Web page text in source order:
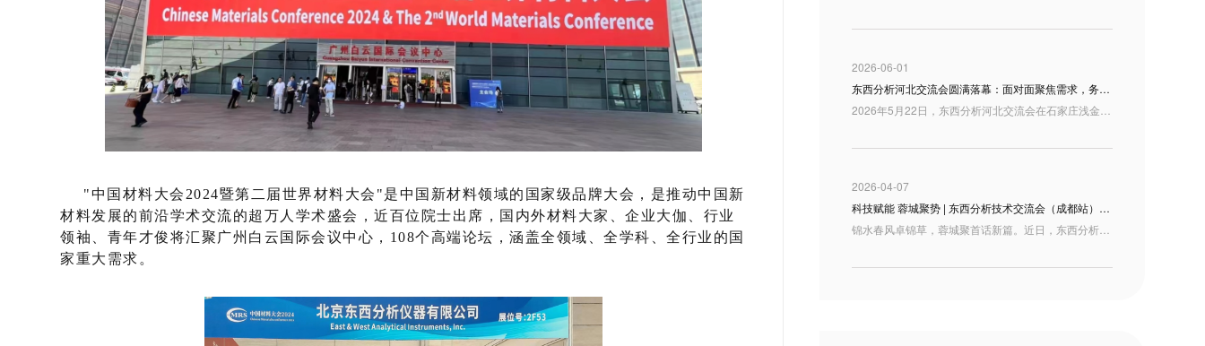
"中国材料大会2024暨第二届世界材料大会"是中国新材料领域的国家级品牌大会，是推动中国新
材料发展的前沿学术交流的超万人学术盛会，近百位院士出席，国内外材料大家、企业大伽、行业
领袖、青年才俊将汇聚广州白云国际会议中心，108个高端论坛，涵盖全领域、全学科、全行业的国
家重大需求。
2026-06-01
东西分析河北交流会圆满落幕：面对面聚焦需求，务实推进合作
2026年5月22日，东西分析河北交流会在石家庄浅金上东国际酒店举办。来自河北及周边地区的用户代表、行业伙伴和技术人员来到现场，围绕分析仪器产品、实验室应用需求以及高端质谱解决方案展开交流。
2026-04-07
科技赋能 蓉城聚势 | 东西分析技术交流会（成都站）圆满落幕
锦水春风卓锦草，蓉城聚首话新篇。近日，东西分析技术交流会（成都站）在四川成都隆重举行。本次交流会汇聚了来自西南地区的众多行业专家、科研学者、检验检测机构及企业代表，大家齐聚一堂，共探国产分析仪器发展新机遇，共绘行业高质量发展新蓝图。